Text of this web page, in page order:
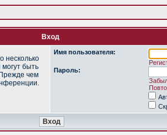
Вход
несколько
быть
чем
Имя пользователя:
Пароль: